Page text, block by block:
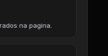
na pagina.